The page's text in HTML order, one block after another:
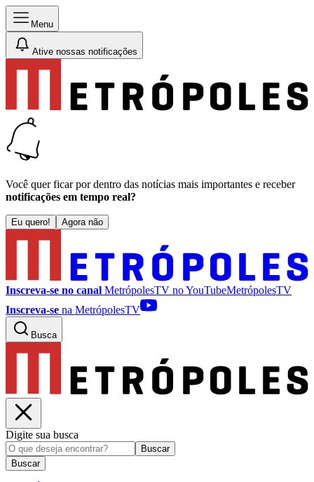
Menu
Ative nossas notificações
Você quer ficar por dentro das notícias mais importantes e receber
notificações em tempo real?
Eu quero! Agora não
Inscreva-se no canal MetrópolesTV noYouTubeMetrópolesTV
Inscreva-se na MetrópolesTV
Busca
Digite sua busca
Buscar
Buscar